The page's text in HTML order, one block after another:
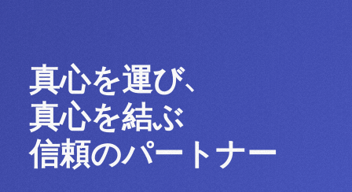
真心を運び、
真心を結ぶ
信頼のパートナー